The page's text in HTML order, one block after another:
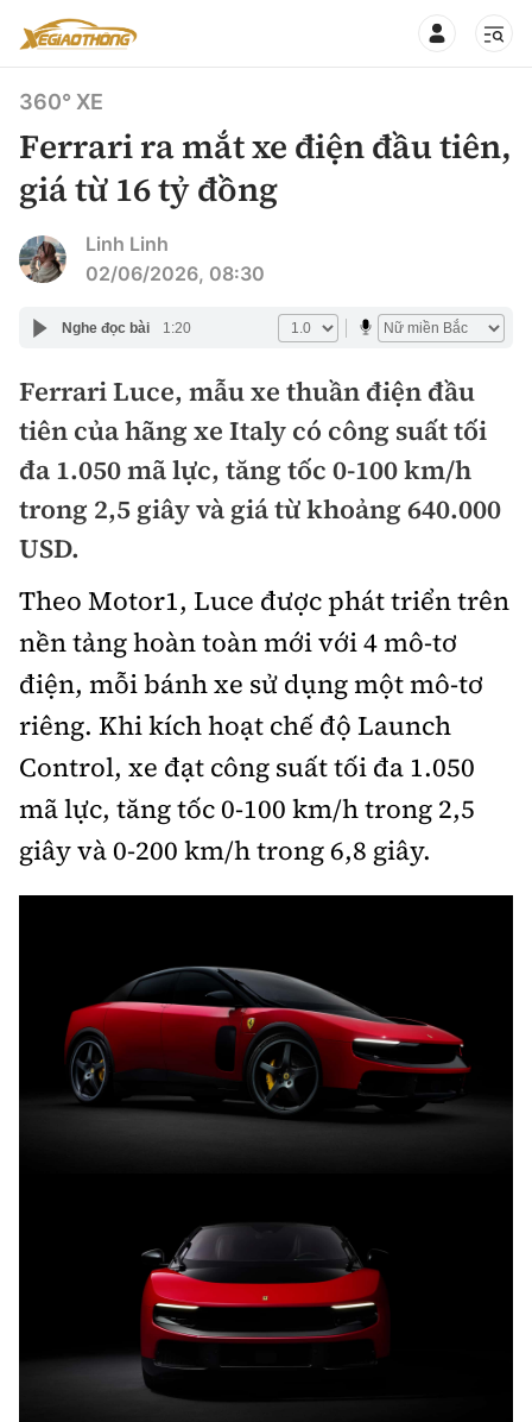
360° xe
Chính sách
Hạ tầng phương tiện
Góc nhìn
Tâm điểm
Xe du lịch
Xe máy
Đánh giá xe
Đánh giá xe mới
So sánh
Lái mới
Tư vấn sử dụng
Chọn xe
Lái xe an toàn
Bảo hiểm xe
Sản phẩm bảo hiểm
Bồi thường bảo hiểm
Xe xanh
Video
Review xe
Giới thiệu xe
Tư vấn
Ảnh
Ô tô
Xe máy
Cơ quan chủ quản: Bộ Xây dựng
Tổng biên tập:Nguyễn Thị Hồng Nga
Trưởng ban Ô tô - Xe máy:Nguyễn Tiến Mạnh
Giấy phép số: 03/GP-BC, cấp ngày 22/4/2025
Tòa soạn: Số 2 Nguyễn Công Hoan, phường Giảng Võ,
Hotline: 0967 376 459;
Liên hệ quảng cáo phát hành: 0915.057.282
bandoc@baoxaydung.vn
360° XE
Ferrari ra mắt xe điện đầu tiên,
giá từ 16 tỷ đồng
Linh Linh
02/06/2026, 08:30
Nghe đọc bài 1:20
Ferrari Luce, mẫu xe thuần điện đầu
tiên của hãng xe Italy có công suất tối
đa 1.050 mã lực, tăng tốc 0-100 km/h
trong 2,5 giây và giá từ khoảng 640.000
USD.
Theo Motor1, Luce được phát triển trên
nền tảng hoàn toàn mới với 4 mô-tơ
điện, mỗi bánh xe sử dụng một mô-tơ
riêng. Khi kích hoạt chế độ Launch
Control, xe đạt công suất tối đa 1.050
mã lực, tăng tốc 0-100 km/h trong 2,5
giây và 0-200 km/h trong 6,8 giây.